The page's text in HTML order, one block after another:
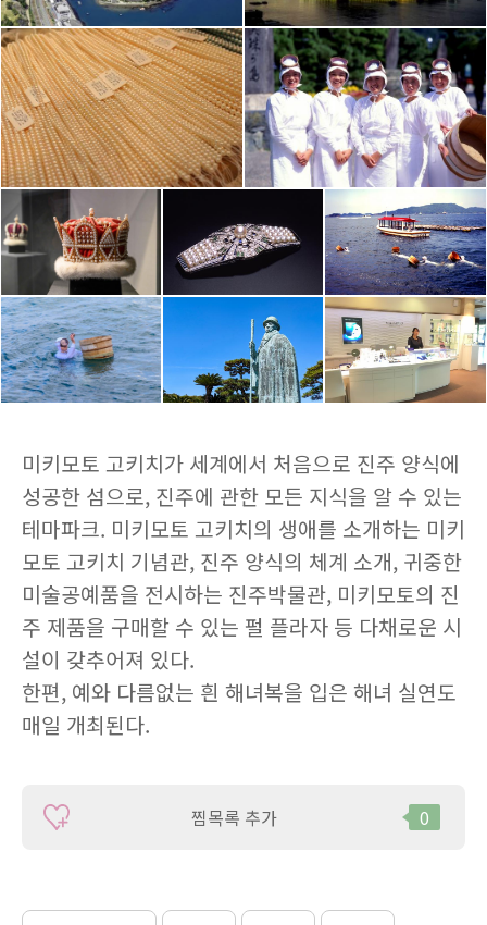
미키모토 고키치가 세계에서 처음으로 진주 양식에
성공한 섬으로, 진주에 관한 모든 지식을 알 수 있는
테마파크. 미키모토 고키치의 생애를 소개하는 미키
모토 고키치 기념관, 진주 양식의 체계 소개, 귀중한
미술공예품을 전시하는 진주박물관, 미키모토의 진
주 제품을 구매할 수 있는 펄 플라자 등 다채로운 시
설이 갖추어져 있다.
한편, 예와 다름없는 흰 해녀복을 입은 해녀 실연도
매일 개최된다.
찜목록 추가 0